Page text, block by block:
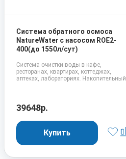
Система обратного осмоса
NatureWater с насосом ROE2-
400(до 1550л/сут)
Система очистки воды в кафе,
ресторанах, квартирах, коттеджах,
аптеках, лабораториях. Накопительный..
39648р.